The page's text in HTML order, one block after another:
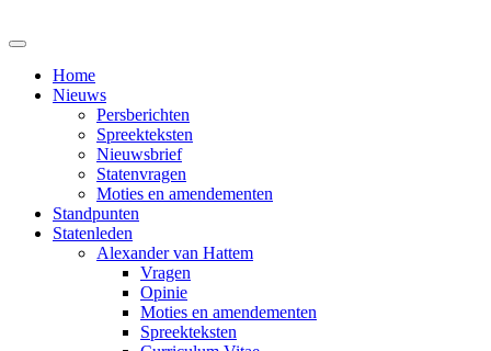
Home
Nieuws
Persberichten
Spreekteksten
Nieuwsbrief
Statenvragen
Moties en amendementen
Standpunten
Statenleden
Alexander van Hattem
Vragen
Opinie
Moties en amendementen
Spreekteksten